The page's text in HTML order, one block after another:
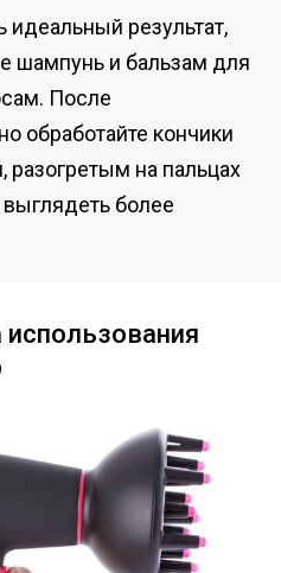
идеальный результат,
шампунь и бальзам для
После
обработайте кончики
на пальцах
выглядеть более